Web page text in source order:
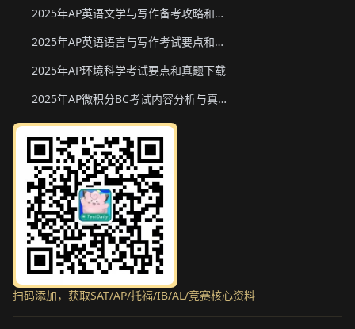
2025年AP英语文学与写作备考攻略和真题下载
2025年AP英语语言与写作考试要点和真题下载
2025年AP环境科学考试要点和真题下载
2025年AP微积分BC考试内容分析与真题下载
扫码添加，获取SAT/AP/托福/IB/AL/竞赛核心资料